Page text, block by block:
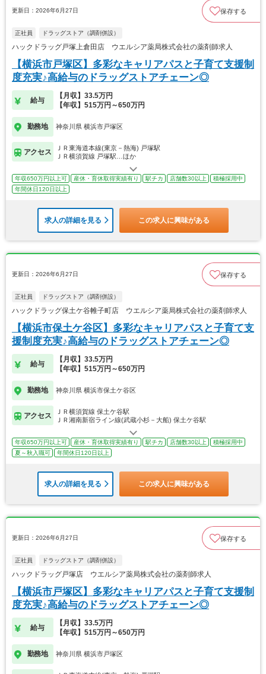
更新日：2026年6月27日 保存する
正社員 ドラッグストア（調剤併設）
ハックドラッグ戸塚上倉田店 ウエルシア薬局株式会社の薬剤師求人
【横浜市戸塚区】多彩なキャリアパスと子育て支援制
度充実♪高給与のドラッグストアチェーン◎
給与
【月収】33.5万円
【年収】515万円～650万円
勤務地 神奈川県 横浜市戸塚区
アクセス
ＪＲ東海道本線(東京－熱海) 戸塚駅
ＪＲ横須賀線 戸塚駅…ほか
年収650万円以上可 産休・育休取得実績有り 駅チカ 店舗数30以上
積極採用中
年間休日120日以上
求人の詳細を見る この求人に興味がある
更新日：2026年6月27日 保存する
正社員 ドラッグストア（調剤併設）
ハックドラッグ保土ケ谷帷子町店 ウエルシア薬局株式会社の薬剤師求人
【横浜市保土ケ谷区】多彩なキャリアパスと子育て支
援制度充実♪高給与のドラッグストアチェーン◎
給与
【月収】33.5万円
【年収】515万円～650万円
勤務地 神奈川県 横浜市保土ケ谷区
アクセス
ＪＲ横須賀線 保土ケ谷駅
ＪＲ湘南新宿ライン線(武蔵小杉－大船) 保土ケ谷駅
年収650万円以上可 産休・育休取得実績有り 駅チカ 店舗数30以上
積極採用中
夏～秋入職可
年間休日120日以上
求人の詳細を見る この求人に興味がある
更新日：2026年6月27日 保存する
正社員 ドラッグストア（調剤併設）
ハックドラッグ戸塚店 ウエルシア薬局株式会社の薬剤師求人
【横浜市戸塚区】多彩なキャリアパスと子育て支援制
度充実♪高給与のドラッグストアチェーン◎
給与
【月収】33.5万円
【年収】515万円～650万円
勤務地 神奈川県 横浜市戸塚区